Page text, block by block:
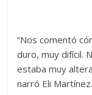
“Nos comentó
duro, muy difícil.
estaba muy
narró Eli Martínez.